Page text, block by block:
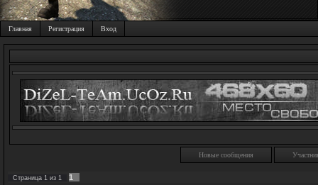
Главная Регистрация Вход
Новые сообщения
Страница 1 из 1 1